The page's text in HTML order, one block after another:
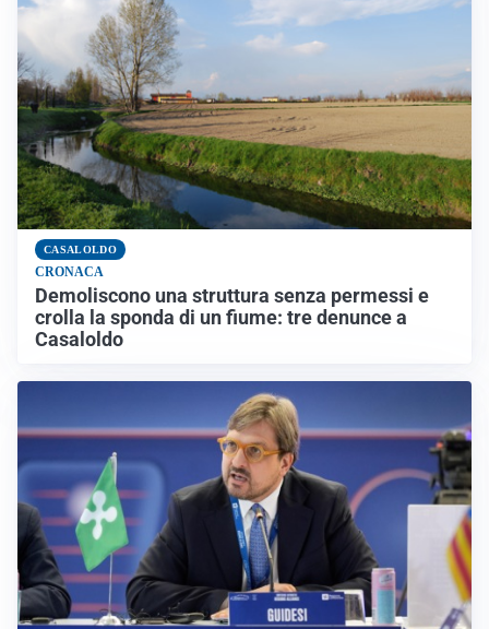
CASALOLDO
CRONACA
Demoliscono una struttura senza permessi e
crolla la sponda di un fiume: tre denunce a
Casaloldo